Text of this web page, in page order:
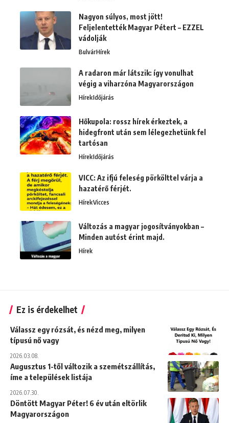
Nagyon súlyos, most jött!
Feljelentették Magyar Pétert – EZZEL
vádolják
BulvárHírek
A radaron már látszik: így vonulhat
végig a viharzóna Magyarországon
HírekIdőjárás
Hőkupola: rossz hírek érkeztek, a
hidegfront után sem lélegezhetünk fel
tartósan
HírekIdőjárás
VICC: Az ifjú feleség pörkölttel várja a
hazatérő férjét.
HírekVicces
Változás a magyar jogosítványokban –
Minden autóst érint majd.
Hírek
Ez is érdekelhet
Válassz egy rózsát, és nézd meg, milyen
típusú nő vagy
2026.03.08.
Augusztus 1-től változik a szemétszállítás,
íme a települések listája
2026.07.30.
Döntött Magyar Péter! 6 év után eltörlik
Magyarországon